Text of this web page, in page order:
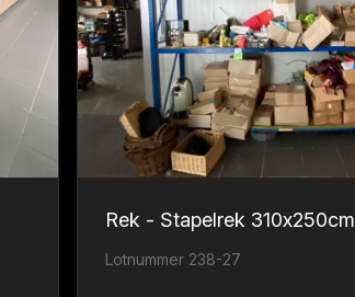
Rek - Stapelrek 310x250cm
Lotnummer 238-27